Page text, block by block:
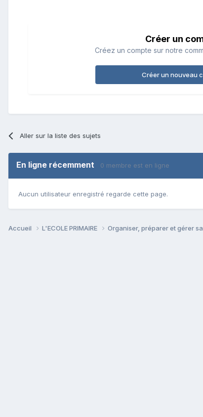
Créer un
Créez un compte sur notre
Créer un nouveau
Aller sur la liste des sujets
En ligne récemment 0 membre est en ligne
Aucun utilisateur enregistré regarde cette page.
Accueil L'ECOLE PRIMAIRE Organiser, préparer et gérer